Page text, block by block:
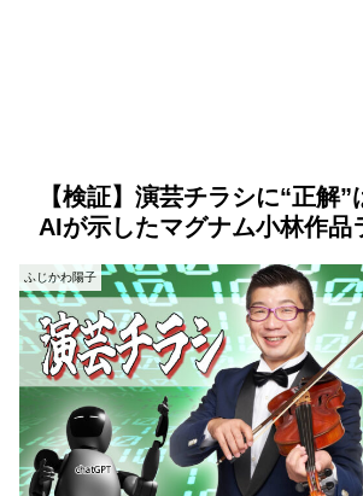
【検証】演芸チラシに“正解”
AIが示したマグナム小林作品
ふじかわ陽子